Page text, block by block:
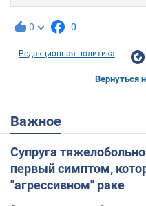
0 0
Редакционная политика
Вернуться
Важное
Супруга
первый симптом,
"агрессивном" раке